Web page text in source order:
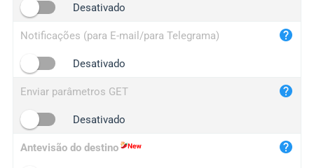
Desativado
Notificações (para E-mail/para Telegrama)
Desativado
Enviar parâmetros GET
Desativado
Antevisão do destino